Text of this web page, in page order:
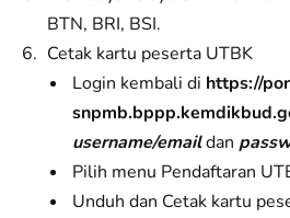
BTN, BRI, BSI.
Cetak kartu peserta UTBK
Login kembali di https://
username/emaildan
Pilih menu Pendaftaran
Unduh dan Cetak kartu